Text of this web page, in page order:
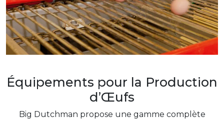
Équipements pour la Production
d’Œufs
Big Dutchman propose une gamme complète